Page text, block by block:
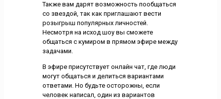
Также вам дарят возможность пообщаться
со звездой, так как приглашают вести
розыгрыш популярных личностей.
Несмотря на исход шоу вы сможете
общаться с кумиром в прямом эфире между
задачами.
В эфире присутствует онлайн чат, где люди
могут общаться и делиться вариантами
ответами. Но будьте осторожны, если
человек написал, один из вариантов